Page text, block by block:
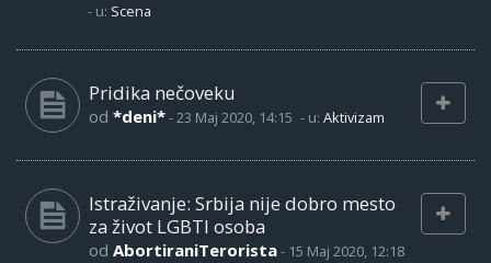
- u: Scena
Pridika nečoveku
od *deni*-23 Maj 2020, 14:15 - u: Aktivizam
Istraživanje: Srbija nije dobro mesto
za život LGBTI osoba
od AbortiraniTerorista- 15 Maj 2020, 12:18